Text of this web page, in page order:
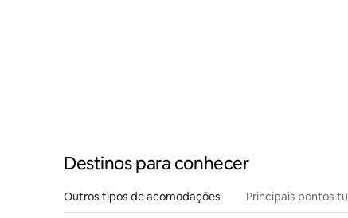
Destinos para conhecer
Outros tipos de acomodações Principais pontos